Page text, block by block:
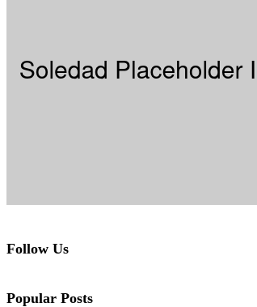
Follow Us
Popular Posts